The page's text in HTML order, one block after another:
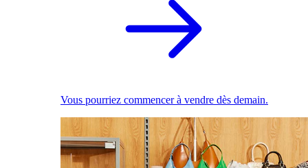
Vous pourriez commencer à vendre dès demain.